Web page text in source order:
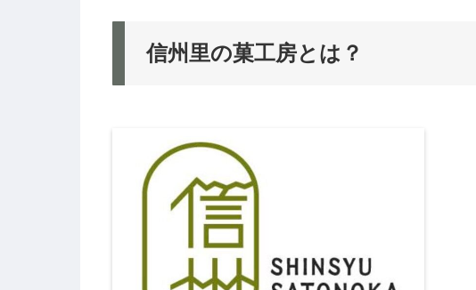
信州里の菓工房とは？